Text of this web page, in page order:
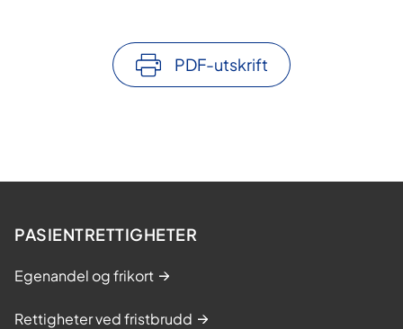
PDF-utskrift
PASIENTRETTIGHETER
Egenandel og frikort
Rettigheter ved fristbrudd